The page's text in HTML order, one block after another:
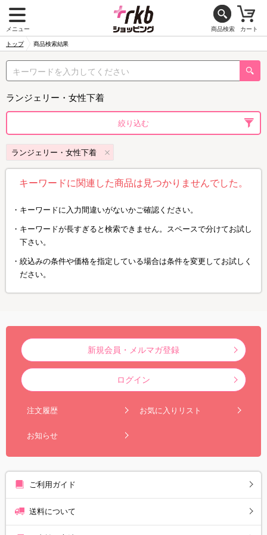
メニュー 商品検索 カート
トップ 商品検索結果
ランジェリー・女性下着
絞り込む
ランジェリー・女性下着
キーワードに関連した商品は見つかりませんでした。
キーワードに入力間違いがないかご確認ください。
キーワードが長すぎると検索できません。スペースで分けてお試し
下さい。
絞込みの条件や価格を指定している場合は条件を変更してお試しく
ださい。
新規会員・メルマガ登録
ログイン
注文履歴 お気に入りリスト
お知らせ
ご利用ガイド
送料について